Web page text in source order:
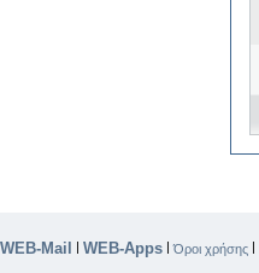
WEB-Mail | WEB-Apps |Όροι χρήσης |